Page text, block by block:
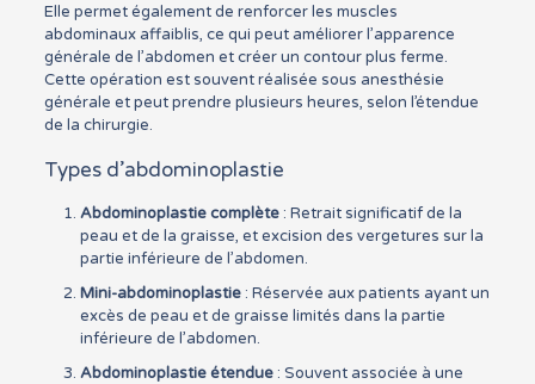
Elle permet également de renforcer les muscles
abdominaux affaiblis, ce qui peut améliorer l’apparence
générale de l’abdomen et créer un contour plus ferme.
Cette opération est souvent réalisée sous anesthésie
générale et peut prendre plusieurs heures, selon l’étendue
de la chirurgie.
Types d’abdominoplastie
Abdominoplastie complète: Retrait significatif de la
peau et de la graisse, et excision des vergetures sur la
partie inférieure de l’abdomen.
Mini-abdominoplastie: Réservée aux patients ayant un
excès de peau et de graisse limités dans la partie
inférieure de l’abdomen.
Abdominoplastie étendue: Souvent associée à une